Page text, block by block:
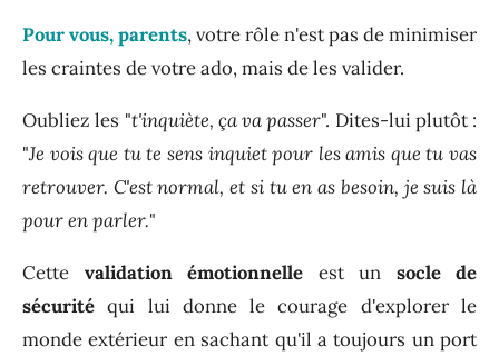
Pour vous, parents, votre rôle n'est pas de minimiser
les craintes de votre ado, mais de les valider.
Oubliez les "t'inquiète, ça va passer". Dites-lui plutôt :
"Je vois que tu te sens inquiet pour les amis que tu vas
retrouver. C'est normal, et si tu en as besoin, je suis là
pour en parler."
Cette validation émotionnelle est un socle de
sécurité qui lui donne le courage d'explorer le
monde extérieur en sachant qu'il a toujours un port